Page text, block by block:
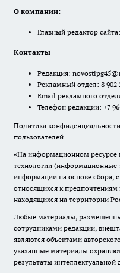
О компании:
Главный редактор
Контакты
Редакция:
Рекламный отдел: 8 902
Email рекламного
Телефон редакции: +7
Политика
пользователей
«На информационном ресурсе
технологии (информационные
информации на основе сбора,
относящихся к предпочтениям
находящихся на территории
Любые материалы,
сотрудниками редакции,
являются объектами
указанные материалы
результаты интеллектуальной